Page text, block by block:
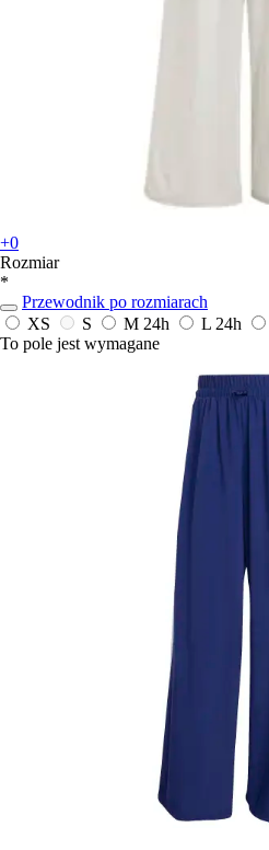
+0
Rozmiar
*
Przewodnik po rozmiarach
XS
S M 24h L 24h
To pole jest wymagane